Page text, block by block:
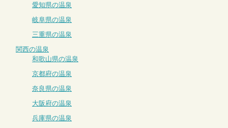
愛知県の温泉
岐阜県の温泉
三重県の温泉
関西の温泉
和歌山県の温泉
京都府の温泉
奈良県の温泉
大阪府の温泉
兵庫県の温泉